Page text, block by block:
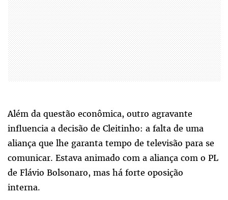
Além da questão econômica, outro agravante
influencia a decisão de Cleitinho: a falta de uma
aliança que lhe garanta tempo de televisão para se
comunicar. Estava animado com a aliança com o PL
de Flávio Bolsonaro, mas há forte oposição
interna.